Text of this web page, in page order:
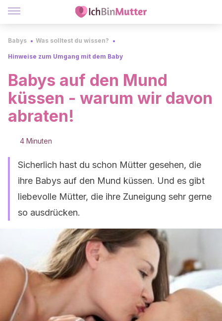
Babys Was solltest du wissen?
Hinweise zum Umgang mit dem Baby
Babys auf den Mund
küssen - warum wir davon
abraten!
4 Minuten
Sicherlich hast du schon Mütter gesehen, die
ihre Babys auf den Mund küssen. Und es gibt
liebevolle Mütter, die ihre Zuneigung sehr gerne
so ausdrücken.